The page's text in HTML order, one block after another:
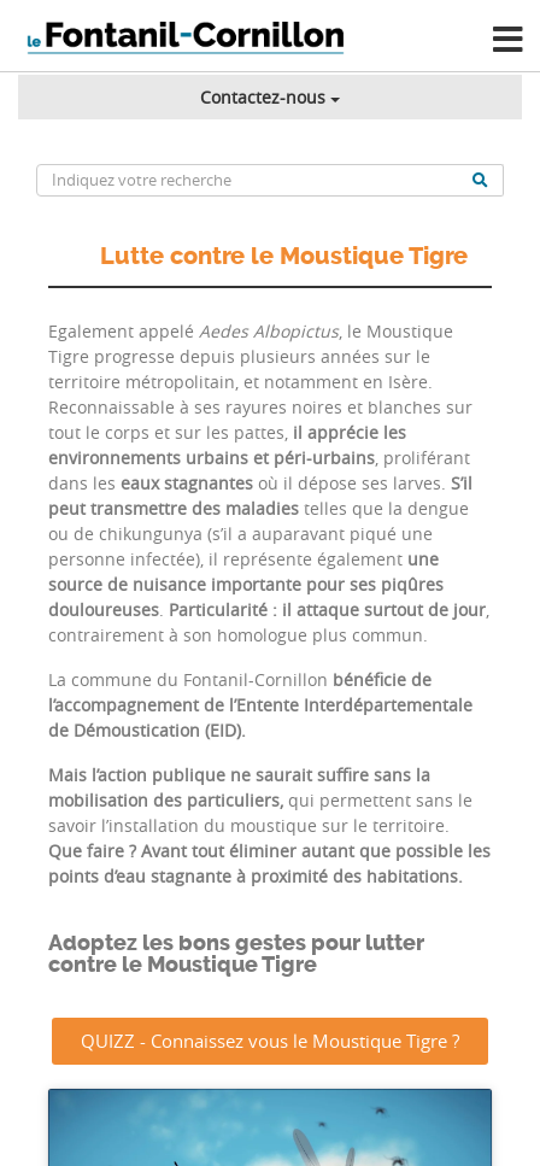
Contactez-nous
Lutte contre le Moustique Tigre
Egalement appelé Aedes Albopictus, le Moustique
Tigre progresse depuis plusieurs années sur le
territoire métropolitain, et notamment en Isère.
Reconnaissable à ses rayures noires et blanches sur
tout le corps et sur les pattes, il apprécie les
environnements urbains et péri-urbains, proliférant
dans les eaux stagnantes où il dépose ses larves. S’il
peut transmettre des maladies telles que la dengue
ou de chikungunya (s’il a auparavant piqué une
personne infectée), il représente également une
source de nuisance importante pour ses piqûres
douloureuses. Particularité : il attaque surtout de jour,
contrairement à son homologue plus commun.
La commune du Fontanil-Cornillon bénéficie de
l’accompagnement de l’Entente Interdépartementale
de Démoustication (EID).
Mais l’action publique ne saurait suffire sans la
mobilisation des particuliers, qui permettent sans le
savoir l’installation du moustique sur le territoire.
Que faire ? Avant tout éliminer autant que possible les
points d’eau stagnante à proximité des habitations.
Adoptez les bons gestes pour lutter
contre le Moustique Tigre
QUIZZ - Connaissez vous le Moustique Tigre ?